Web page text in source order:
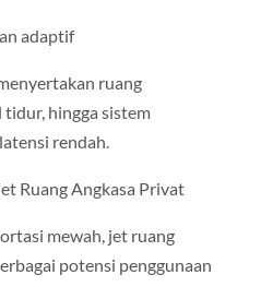
adaptif
ruang
hingga sistem
rendah.
Ruang Angkasa Privat
mewah, jet ruang
potensi penggunaan